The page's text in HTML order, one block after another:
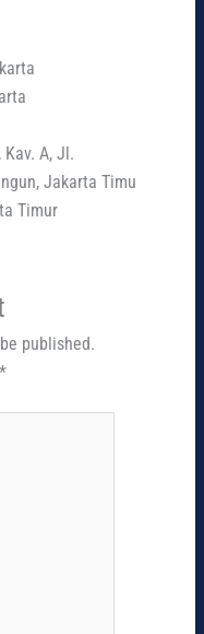
A, Jl.
Jakarta Timu
Timur
published.
*